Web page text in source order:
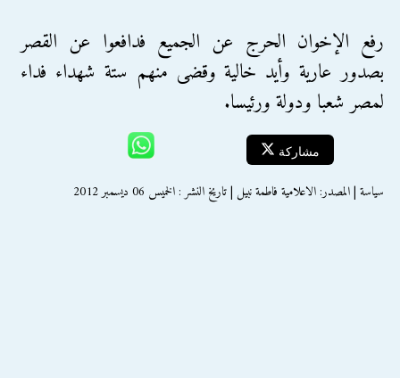
ﺭﻓﻊ ﺍﻹﺧﻮﺍﻥ ﺍﻟﺤﺮﺝ ﻋﻦ ﺍﻟﺠﻤﻴﻊ ﻓﺪﺍﻓﻌﻮﺍ ﻋﻦ ﺍﻟﻘﺼﺮ
ﺑﺼﺪﻭﺭ ﻋﺎﺭﻳﺔ ﻭﺃﻳﺪ ﺧﺎﻟﻴﺔ ﻭﻗﻀﻰ ﻣﻨﻬﻢ ﺳﺘﺔ ﺷﻬﺪﺍﺀ ﻓﺪﺍﺀ
ﻟﻤﺼﺮ ﺷﻌﺒﺎ ﻭﺩﻭﻟﺔ ﻭﺭﺋﻴﺴﺎ.
مشاركة
سياسة | المصدر: الاعلامية فاطمة نبيل | تاريخ النشر : الخميس 06 ديسمبر 2012